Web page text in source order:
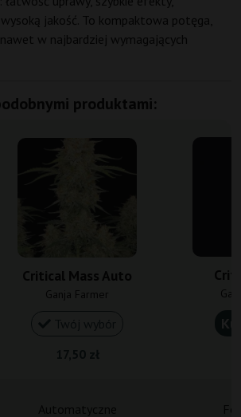
jakość. To kompaktowa potęga,
w najbardziej wymagających
produktami:
Critical Mass Auto
Ganja Farmer